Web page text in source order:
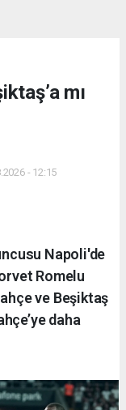
mı
- 12:15
Napoli'de
Romelu
ve Beşiktaş
daha